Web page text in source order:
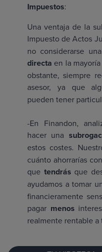
Impuestos:
Una ventaja de la
Impuesto de Actos
no considerarse
directa en la
obstante, siempre
asesor, ya que
pueden tener
-En Finandon,
hacer una
estos costes.
cuánto ahorrarías
que tendrás que
ayudamos a tomar
financieramente
pagar menos
realmente rentable